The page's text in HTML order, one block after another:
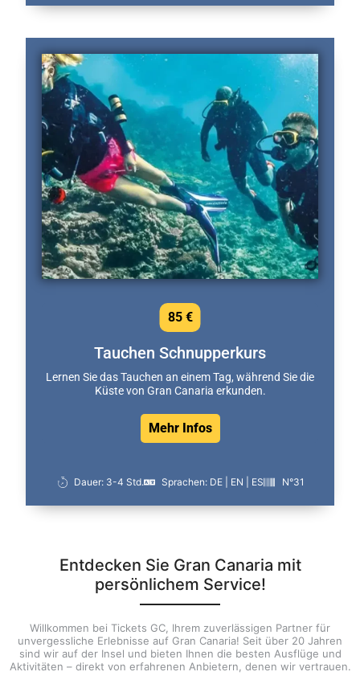
Tauchen Schnupperkurs
Lernen Sie das Tauchen an einem Tag, während Sie die
Küste von Gran Canaria erkunden.
Mehr Infos
85 €
Dauer: 3-4 Std. Sprachen: DE | EN | ES N°31
Entdecken Sie Gran Canaria mit
persönlichem Service!
Willkommen bei Tickets GC, Ihrem zuverlässigen Partner für
unvergessliche Erlebnisse auf Gran Canaria! Seit über 20 Jahren
sind wir auf der Insel und bieten Ihnen die besten Ausflüge und
Aktivitäten – direkt von erfahrenen Anbietern, denen wir vertrauen.